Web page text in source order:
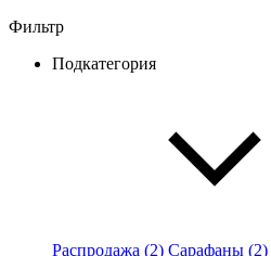
Фильтр
Подкатегория
Распродажа (2) Сарафаны (2)